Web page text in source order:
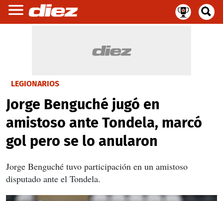
LEGIONARIOS
Jorge Benguché jugó en
amistoso ante Tondela, marcó
gol pero se lo anularon
Jorge Benguché tuvo participación en un amistoso
disputado ante el Tondela.